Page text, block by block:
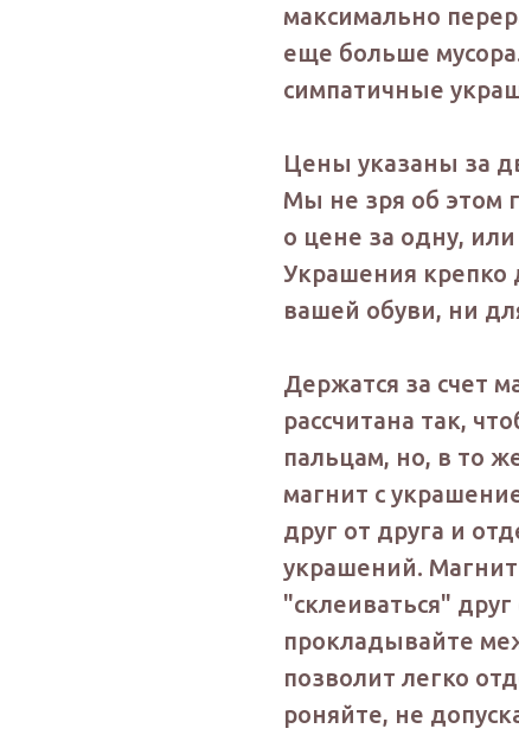
максимально
еще больше
симпатичные
Цены указаны за
Мы не зря об этом
о цене за одну,
Украшения крепко
вашей обуви, ни
Держатся за счет
рассчитана так,
пальцам, но, в то
магнит с
друг от друга и
украшений.
"склеиваться"
прокладывайте
позволит легко
роняйте, не